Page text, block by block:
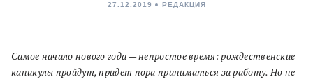
27.12.2019 РЕДАКЦИЯ
Самое начало нового года — непростое время: рождественские
каникулы пройдут, придет пора приниматься за работу. Но не